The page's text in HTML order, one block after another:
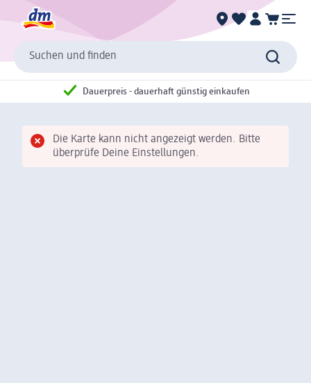
Suchen und finden
Dauerpreis - dauerhaft günstig einkaufen
Die Karte kann nicht angezeigt werden. Bitte
überprüfe Deine Einstellungen.